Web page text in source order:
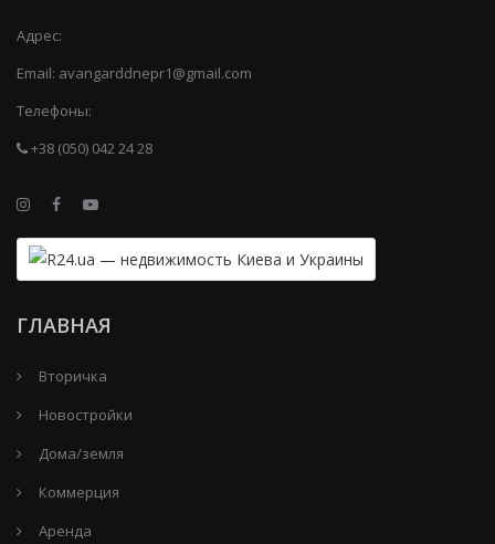
Адрес:
Email: avangarddnepr1@gmail.com
Телефоны:
+38 (050) 042 24 28
ГЛАВНАЯ
Вторичка
Новостройки
Дома/земля
Коммерция
Аренда